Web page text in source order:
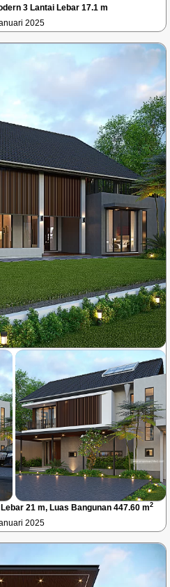
3 Lantai Lebar 17.1 m
2025
21 m, Luas Bangunan 447.60 m2
2025